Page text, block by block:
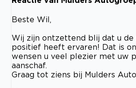
Beste Wil,
Wij zijn ontzettend blij dat u de
positief heeft ervaren! Dat is
wensen u veel plezier met uw
aanschaf.
Graag tot ziens bij Mulders